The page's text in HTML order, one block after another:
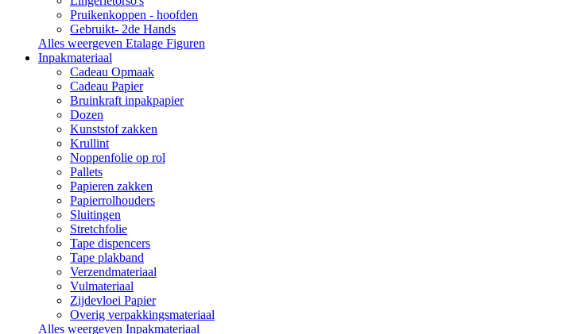
Pruikenkoppen - hoofden
Gebruikt- 2de Hands
Alles weergeven Etalage Figuren
Inpakmateriaal
Cadeau Opmaak
Cadeau Papier
Bruinkraft inpakpapier
Dozen
Kunststof zakken
Krullint
Noppenfolie op rol
Pallets
Papieren zakken
Papierrolhouders
Sluitingen
Stretchfolie
Tape dispencers
Tape plakband
Verzendmateriaal
Vulmateriaal
Zijdevloei Papier
Overig verpakkingsmateriaal
Alles weergeven Inpakmateriaal